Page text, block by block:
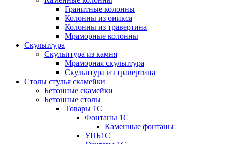
Гранитные колонны
Колонны из оникса
Колонны из травертина
Мраморные колонны
Скульптура
Скульптура из камня
Мраморная скульптура
Скульптура из травертина
Столы стулья скамейки
Бетонные скамейки
Бетонные столы
Tовары 1C
Фонтаны 1C
Каменные фонтаны
УПБ1С